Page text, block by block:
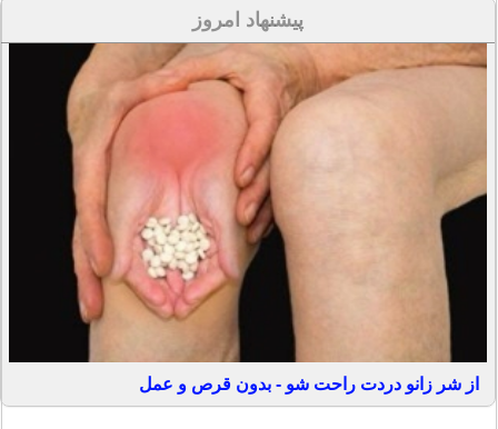
پیشنهاد امروز
از شر زانو دردت راحت شو - بدون قرص و عمل